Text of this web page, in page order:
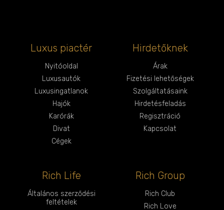
Luxus piactér
Nyitóoldal
Luxusautók
Luxusingatlanok
Hajók
Karórák
Divat
Cégek
Hirdetőknek
Árak
Fizetési lehetőségek
Szolgáltatásaink
Hirdetésfeladás
Regisztráció
Kapcsolat
Rich Life
Általános szerződési
feltételek
Rich Group
Rich Club
Rich Love